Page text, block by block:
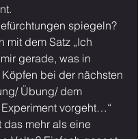
spiegeln?
mit dem Satz „Ich
gerade, was in
bei der nächsten
Übung/ dem
vorgeht…“
das mehr als eine